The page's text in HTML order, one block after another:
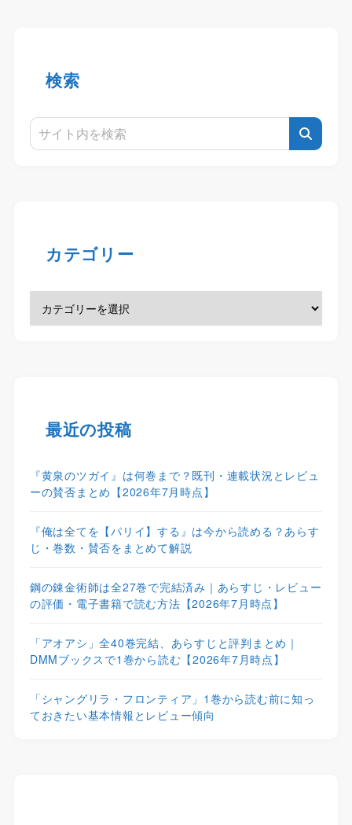
検索
カテゴリー
最近の投稿
『黄泉のツガイ』は何巻まで？既刊・連載状況とレビュ
ーの賛否まとめ【2026年7月時点】
『俺は全てを【パリイ】する』は今から読める？あらす
じ・巻数・賛否をまとめて解説
鋼の錬金術師は全27巻で完結済み｜あらすじ・レビュー
の評価・電子書籍で読む方法【2026年7月時点】
「アオアシ」全40巻完結、あらすじと評判まとめ｜
DMMブックスで1巻から読む【2026年7月時点】
「シャングリラ・フロンティア」1巻から読む前に知っ
ておきたい基本情報とレビュー傾向